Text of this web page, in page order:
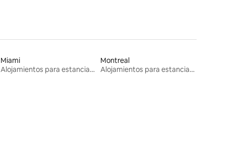
Miami
Alojamientos para estancias largas
Montreal
Alojamientos para estancias largas